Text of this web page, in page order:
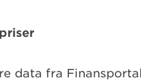
data fra